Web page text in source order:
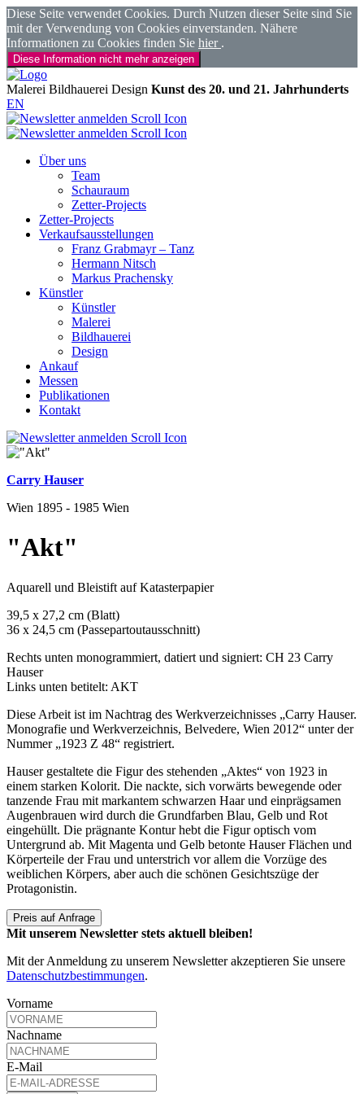
Diese Seite verwendet Cookies. Durch Nutzen dieser Seite sind Sie
mit der Verwendung von Cookies einverstanden. Nähere
Informationen zu Cookies finden Sie hier .
Diese Information nicht mehr anzeigen
Malerei Bildhauerei Design Kunst des 20. und 21. Jahrhunderts
EN
Über uns
Team
Schauraum
Zetter-Projects
Zetter-Projects
Verkaufsausstellungen
Franz Grabmayr – Tanz
Hermann Nitsch
Markus Prachensky
Künstler
Künstler
Malerei
Bildhauerei
Design
Ankauf
Messen
Publikationen
Kontakt
Carry Hauser
Wien 1895 - 1985 Wien
"Akt"
Aquarell und Bleistift auf Katasterpapier
39,5 x 27,2 cm (Blatt)
36 x 24,5 cm (Passepartoutausschnitt)
Rechts unten monogrammiert, datiert und signiert: CH 23 Carry
Hauser
Links unten betitelt: AKT
Diese Arbeit ist im Nachtrag des Werkverzeichnisses „Carry Hauser.
Monografie und Werkverzeichnis, Belvedere, Wien 2012“ unter der
Nummer „1923 Z 48“ registriert.
Hauser gestaltete die Figur des stehenden „Aktes“ von 1923 in
einem starken Kolorit. Die nackte, sich vorwärts bewegende oder
tanzende Frau mit markantem schwarzen Haar und einprägsamen
Augenbrauen wird durch die Grundfarben Blau, Gelb und Rot
eingehüllt. Die prägnante Kontur hebt die Figur optisch vom
Untergrund ab. Mit Magenta und Gelb betonte Hauser Flächen und
Körperteile der Frau und unterstrich vor allem die Vorzüge des
weiblichen Körpers, aber auch die schönen Gesichtszüge der
Protagonistin.
Preis auf Anfrage
Mit unserem Newsletter stets aktuell bleiben!
Mit der Anmeldung zu unserem Newsletter akzeptieren Sie unsere
Datenschutzbestimmungen.
Vorname
Nachname
E-Mail